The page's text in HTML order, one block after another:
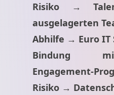
Risiko →
ausgelagerten
Abhilfe → Euro IT
Bindung
Engagement-
Risiko →